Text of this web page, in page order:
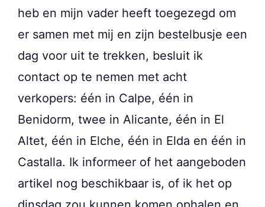
heb en mijn vader heeft toegezegd om
er samen met mij en zijn bestelbusje een
dag voor uit te trekken, besluit ik
contact op te nemen met acht
verkopers: één in Calpe, één in
Benidorm, twee in Alicante, één in El
Altet, één in Elche, één in Elda en één in
Castalla. Ik informeer of het aangeboden
artikel nog beschikbaar is, of ik het op